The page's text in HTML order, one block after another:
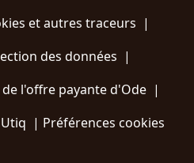
et autres traceurs |
des données |
l'offre payante d'Ode |
| Préférences cookies